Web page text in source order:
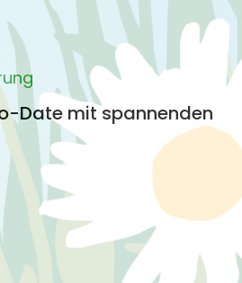
Date mit spannenden